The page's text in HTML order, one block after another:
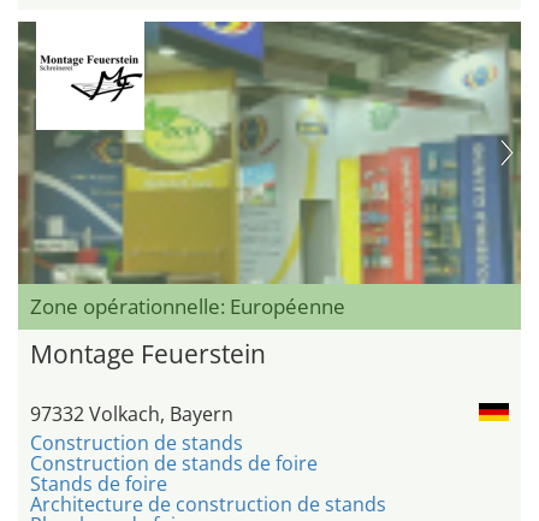
Zone opérationnelle: Européenne
Montage Feuerstein
97332 Volkach, Bayern
Construction de stands
Construction de stands de foire
Stands de foire
Architecture de construction de stands